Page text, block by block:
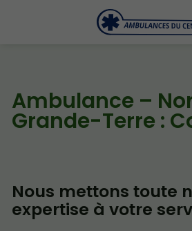
Ambulance –
Grande-Terre :
Nous mettons toute
expertise à votre